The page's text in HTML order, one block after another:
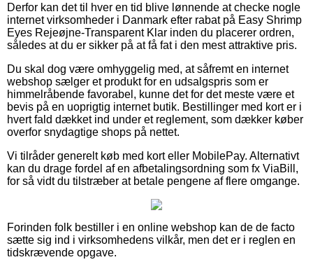
Derfor kan det til hver en tid blive lønnende at checke nogle
internet virksomheder i Danmark efter rabat på Easy Shrimp
Eyes Rejeøjne-Transparent Klar inden du placerer ordren,
således at du er sikker på at få fat i den mest attraktive pris.
Du skal dog være omhyggelig med, at såfremt en internet
webshop sælger et produkt for en udsalgspris som er
himmelråbende favorabel, kunne det for det meste være et
bevis på en uoprigtig internet butik. Bestillinger med kort er i
hvert fald dækket ind under et reglement, som dækker køber
overfor snydagtige shops på nettet.
Vi tilråder generelt køb med kort eller MobilePay. Alternativt
kan du drage fordel af en afbetalingsordning som fx ViaBill,
for så vidt du tilstræber at betale pengene af flere omgange.
Forinden folk bestiller i en online webshop kan de de facto
sætte sig ind i virksomhedens vilkår, men det er i reglen en
tidskrævende opgave.